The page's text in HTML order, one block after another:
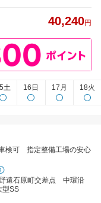
40,240円
土 16日 17月 18火
検可 指定整備工場の安心
遠石原町交差点 中環沿
型SS